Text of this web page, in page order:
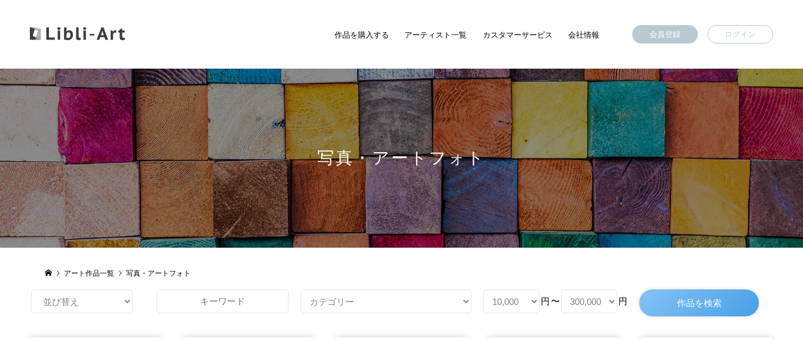
作品を購入する アーティスト一覧 カスタマーサービス 会社情報 会員登録 ログイン
写真・アートフォト
アート作品一覧 写真・アートフォト
円 〜 円